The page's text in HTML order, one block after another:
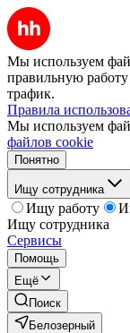
Мы используем
правильную работу
трафик.
Правила
Мы используем
файлов cookie
Понятно
Ищу сотрудника
Ищу работу
Ищу сотрудника
Сервисы
Помощь
Ещё
Поиск
Белозерный